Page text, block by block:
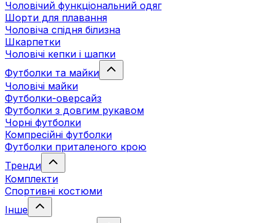
Чоловічий функціональний одяг
Шорти для плавання
Чоловіча спідня білизна
Шкарпетки
Чоловічі кепки і шапки
Футболки та майки
Чоловічі майки
Футболки-оверсайз
Футболки з довгим рукавом
Чорні футболки
Компресійні футболки
Футболки приталеного крою
Тренди
Комплекти
Спортивні костюми
Інше